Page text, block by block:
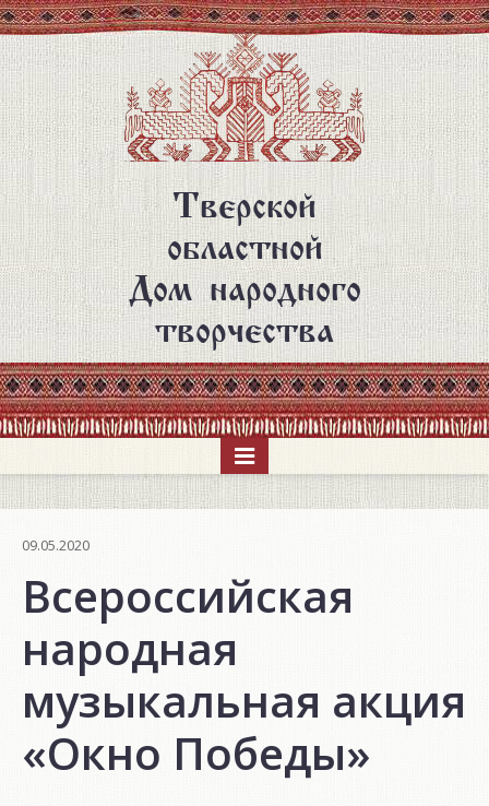
Перейти
к
основному
содержанию
Тверской
областной
Дом народного
творчества
09.05.2020
Всероссийская
народная
музыкальная акция
«Окно Победы»